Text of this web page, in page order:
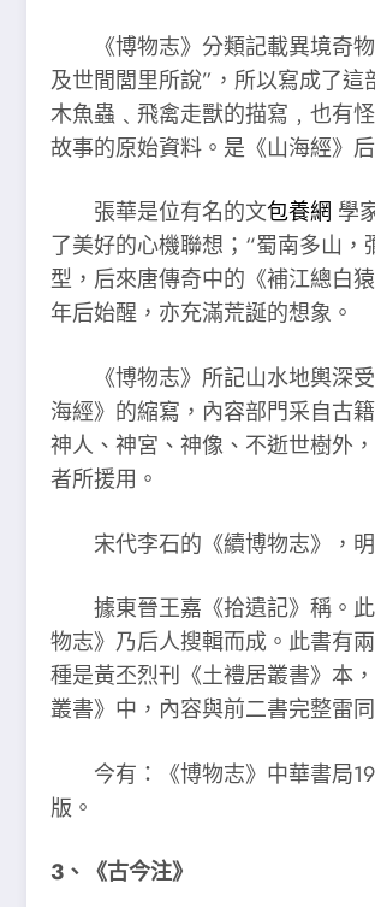
《博物志》分類記載異境奇物
及世間閭里所說”，所以寫成了
木魚蟲﹑飛禽走獸的描寫﹐也有
故事的原始資料。是《山海經》
張華是位有名的文包養網 學
了美好的心機聯想；“蜀南多山
型，后來唐傳奇中的《補江總白
年后始醒，亦充滿荒誕的想象。
《博物志》所記山水地輿深受
海經》的縮寫，內容部門采自古
神人、神宮、神像、不逝世樹外
者所援用。
宋代李石的《續博物志》，明
據東晉王嘉《拾遺記》稱。此
物志》乃后人搜輯而成。此書有
種是黃丕烈刊《土禮居叢書》本
叢書》中，內容與前二書完整雷同
今有：《博物志》中華書局
版。
3、《古今注》